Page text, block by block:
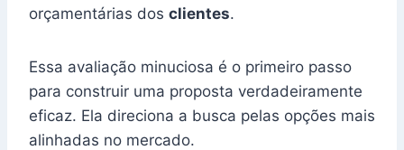
orçamentárias dos clientes.
Essa avaliação minuciosa é o primeiro passo
para construir uma proposta verdadeiramente
eficaz. Ela direciona a busca pelas opções mais
alinhadas no mercado.